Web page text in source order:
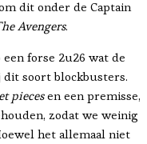
dit onder de Captain
Avengers.
forse 2u26 wat de
soort blockbusters.
piecesen een premisse,
zodat we weinig
het allemaal niet